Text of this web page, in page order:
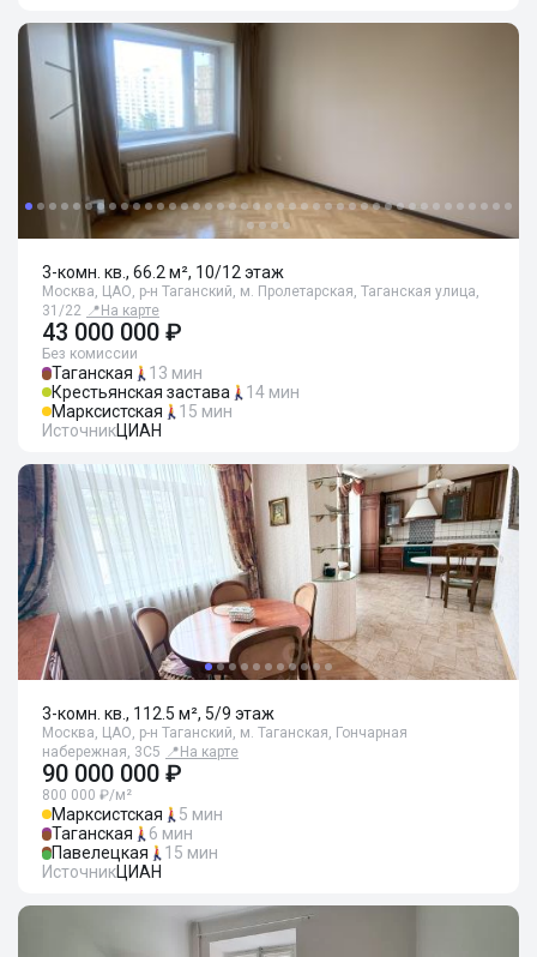
3-комн. кв., 66.2 м², 10/12 этаж
Москва, ЦАО, р-н Таганский, м. Пролетарская, Таганская улица,
31/22 📍 На карте
43 000 000 ₽
Без комиссии
Таганская
13 мин
Крестьянская застава
14 мин
Марксистская
15 мин
ИсточникЦИАН
3-комн. кв., 112.5 м², 5/9 этаж
Москва, ЦАО, р-н Таганский, м. Таганская, Гончарная
набережная, 3С5 📍 На карте
90 000 000 ₽
800 000 ₽/м²
Марксистская
5 мин
Таганская
6 мин
Павелецкая
15 мин
ИсточникЦИАН